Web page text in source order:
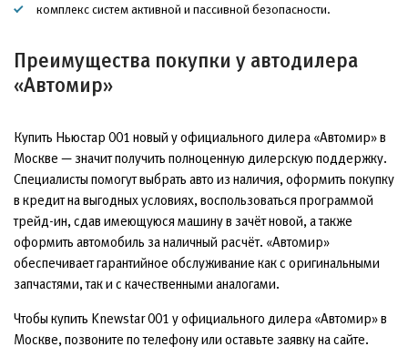
комплекс систем активной и пассивной безопасности.
Преимущества покупки у автодилера
«Автомир»
Купить Ньюстар 001 новый у официального дилера «Автомир» в
Москве — значит получить полноценную дилерскую поддержку.
Специалисты помогут выбрать авто из наличия, оформить покупку
в кредит на выгодных условиях, воспользоваться программой
трейд-ин, сдав имеющуюся машину в зачёт новой, а также
оформить автомобиль за наличный расчёт. «Автомир»
обеспечивает гарантийное обслуживание как с оригинальными
запчастями, так и с качественными аналогами.
Чтобы купить Knewstar 001 у официального дилера «Автомир» в
Москве, позвоните по телефону или оставьте заявку на сайте.